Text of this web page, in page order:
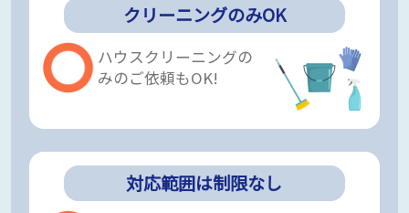
クリーニングのみOK
ハウスクリーニングの
みのご依頼もOK!
対応範囲は制限なし